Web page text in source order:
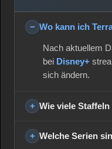
Wo kann ich
Nach aktuellem
bei Disney+
sich ändern.
Wie viele
Welche Serien